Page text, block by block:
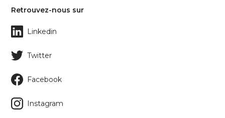
Retrouvez-nous sur
Linkedin
Twitter
Facebook
Instagram